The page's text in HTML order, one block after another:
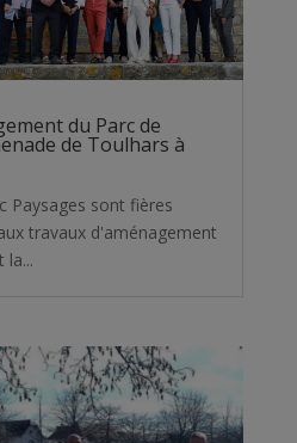
du Parc de
de Toulhars à
Paysages sont fières
travaux d'aménagement
la...